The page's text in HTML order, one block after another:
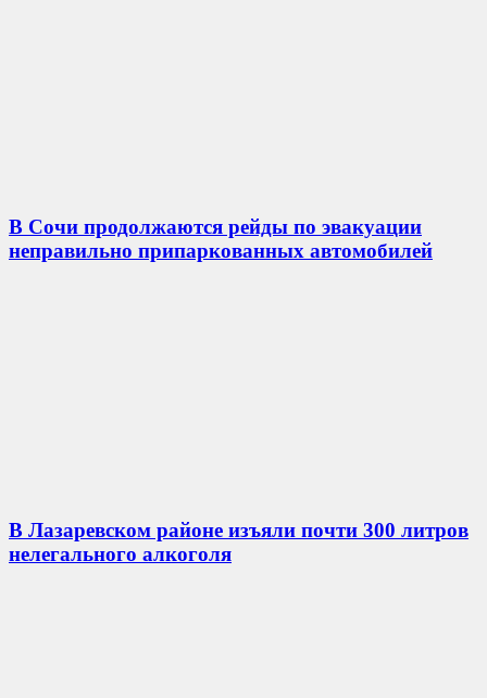
В Сочи продолжаются рейды по эвакуации
неправильно припаркованных автомобилей
В Лазаревском районе изъяли почти 300 литров
нелегального алкоголя